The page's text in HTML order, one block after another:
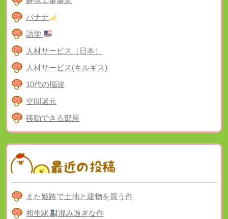
バナナ
語学
人材サービス（日本）
人材サービス(キルギス)
10代の脳波
空間還元
移動できる部屋
また姫路で土地と建物を買う件
相生駅
混み過ぎな件